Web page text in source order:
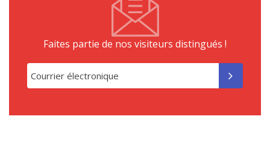
Faites partie de nos visiteurs distingués !